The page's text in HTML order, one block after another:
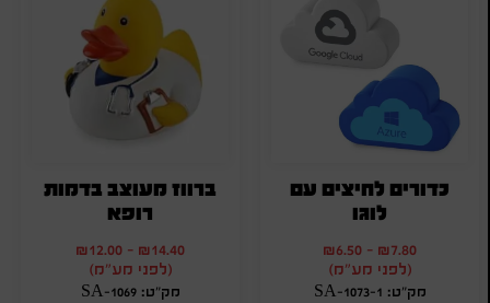
כדורים לחיצים עם
לוגו
₪7.80
-
₪6.50
(לפני מע"מ)
מק"ט: SA-1073-1
ברווז מעוצב בדמות
רופא
₪14.40
-
₪12.00
(לפני מע"מ)
מק"ט: SA-1069